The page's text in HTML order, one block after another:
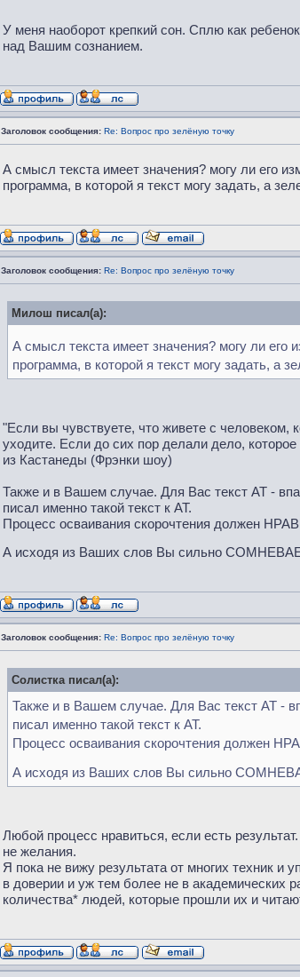
У меня наоборот крепкий сон. Сплю как
над Вашим сознанием.
Заголовок сообщения: Re: Вопрос про зелёную точку
А смысл текста имеет значения? могу ли его
программа, в которой я текст могу задать, а
Заголовок сообщения: Re: Вопрос про зелёную точку
Милош писал(а):
А смысл текста имеет значения? могу ли его
программа, в которой я текст могу задать, а
"Если вы чувствуете, что живете с человеком,
уходите. Если до сих пор делали дело,
из Кастанеды (Фрэнки шоу)
Также и в Вашем случае. Для Вас текст АТ -
писал именно такой текст к АТ.
Процесс осваивания скорочтения должен
А исходя из Ваших слов Вы сильно
Заголовок сообщения: Re: Вопрос про зелёную точку
Солистка писал(а):
Также и в Вашем случае. Для Вас текст АТ -
писал именно такой текст к АТ.
Процесс осваивания скорочтения должен
А исходя из Ваших слов Вы сильно
Любой процесс нравиться, если есть
не желания.
Я пока не вижу результата от многих техник и
в доверии и уж тем более не в академических
количества* людей, которые прошли их и